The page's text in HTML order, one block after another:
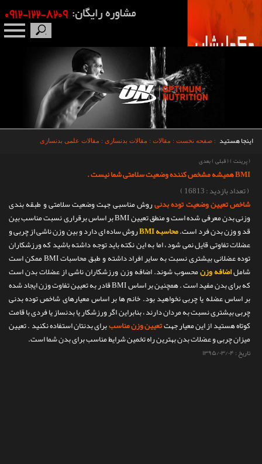
اخبار
مقالات
تماس با ما
اینجا هستید : صفحه نخست : مقالات : مقالات بدنسازی : مقالات علمی بدنسازی
(پرینت )
(قبلی )بعدی
BMI همیشه مشخص کننده وضعیت سلامتی شما نیست .
( تعداد بازدید : 16813 )
شاخص تعیین وضعیت توده بدنیروش مناسبی جهت وضعیت سلامتی و طبقه بندی
وزنی بدن معرفی شده است و منطق تعیین BMI بر اساس برقراری نسبت مناسب بین
قد و وزن بدن فرد است.محاسبه BMI
روش ساده ای دارد و بین وزن ناشی از چربی و
عضلات تفاوتی قایل نمی شود ، اما به این نکته باید توجه داشته باشید که ورزشکاران
توده عضلانی بیشتری نسبت به سایر افراد داشته و طبق محاسبات BMI ممکن است
شاملاضافه وزنمحسوب شوند. اضافه وزن ورزشکاران ناشی از عضلات بدن است
که برای بدن مفید است . همچنین بر اساس BMI قادر به تعیین تفاوت وزن ایجاد شده
بر اساس عضله یا چربی نخواهید بود. خانم ها بر اساس معیارهای شاخص توده بدنی
چربی بیشتری نسبت به مردان دارند ، بنابراین اگر ورزشکار یا بدنساز یا فردی با قامت
کوتاه هستید از این معیار جهتتعیین وزن مناسببرای بدنتان استفاده نکنید . تعیین
میزان چربی و عضلات بدن بهترین راه تخمین شرایط مناسب برای بدن شما است.
تاریخ :۱۳۹۵/۰۳/۰۴